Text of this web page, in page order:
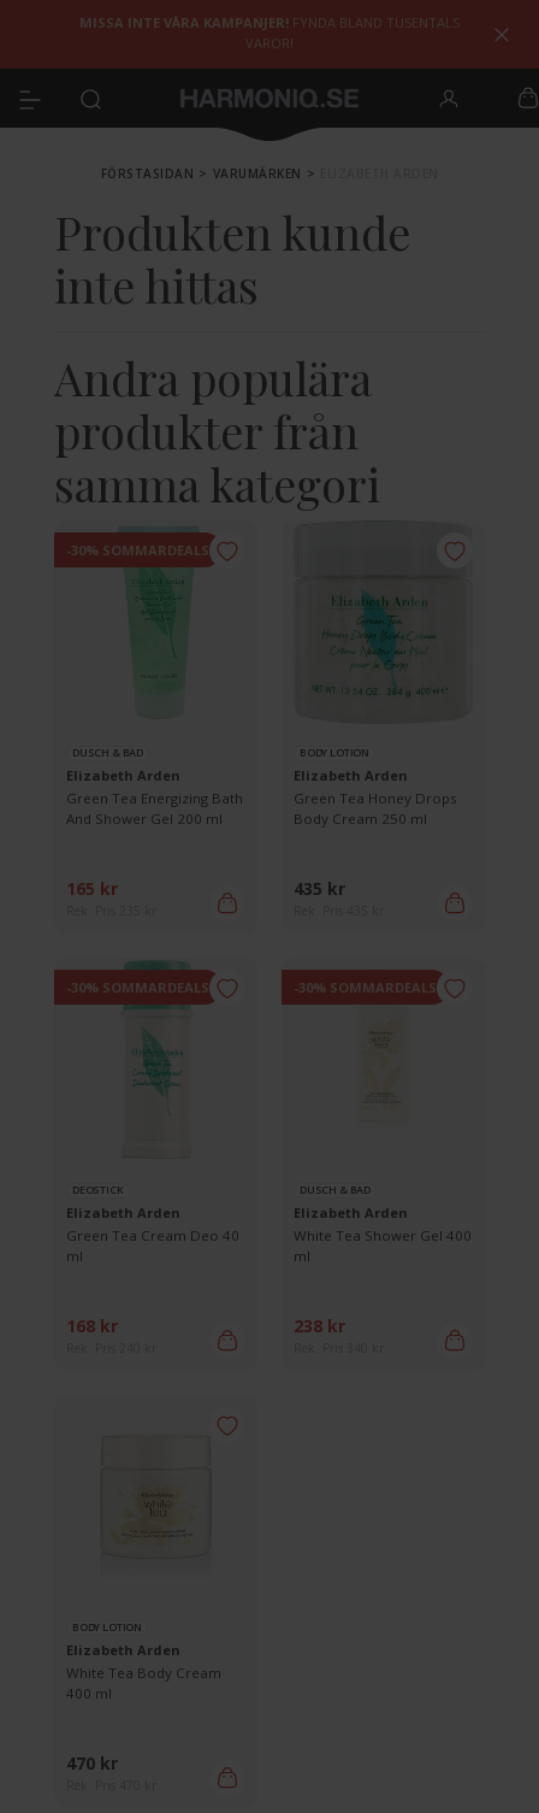
MISSA INTE VÅRA KAMPANJER! FYNDA BLAND TUSENTALS
VAROR!
FÖRSTASIDAN > VARUMÄRKEN >
Produkten kunde
inte hittas
Andra populära
produkter från
samma kategori
-30% SOMMARDEALS
DUSCH & BAD
Elizabeth Arden
Green Tea Energizing Bath
And Shower Gel 200 ml
165 kr
BODY LOTION
Elizabeth Arden
Green Tea Honey Drops
Body Cream 250 ml
435 kr
-30% SOMMARDEALS
DEOSTICK
Elizabeth Arden
Green Tea Cream Deo 40
ml
168 kr
-30% SOMMARDEALS
DUSCH & BAD
Elizabeth Arden
White Tea Shower Gel 400
ml
238 kr
BODY LOTION
Elizabeth Arden
White Tea Body Cream
400 ml
470 kr